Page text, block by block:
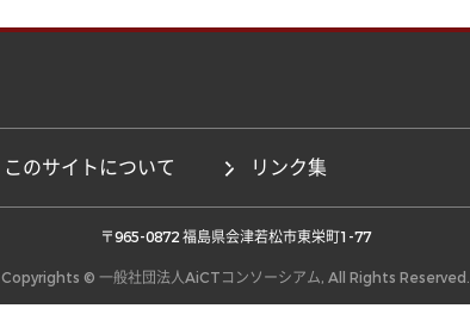
このサイトについて リンク集
〒965-0872 福島県会津若松市東栄町1-77
Copyrights © 一般社団法人AiCTコンソーシアム, All Rights Reserved.